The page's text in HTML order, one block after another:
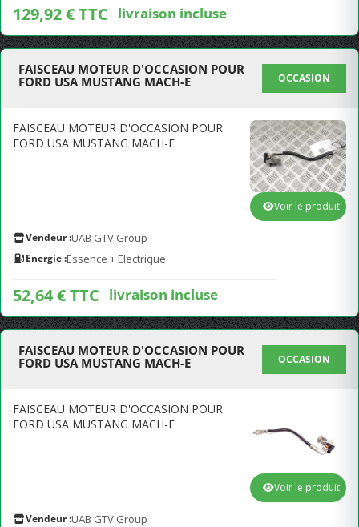
129,92 € TTC livraison incluse
FAISCEAU MOTEUR D'OCCASION POUR
FORD USA MUSTANG MACH-E
OCCASION
FAISCEAU MOTEUR D'OCCASION POUR
FORD USA MUSTANG MACH-E
Vendeur :UAB GTV Group
Energie :Essence + Electrique
52,64 € TTC livraison incluse
Voir le produit
FAISCEAU MOTEUR D'OCCASION POUR
FORD USA MUSTANG MACH-E
OCCASION
FAISCEAU MOTEUR D'OCCASION POUR
FORD USA MUSTANG MACH-E
Vendeur :UAB GTV Group
Voir le produit